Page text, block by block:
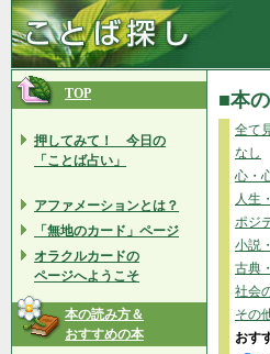
★
TOP
押してみて！ 今日の
「ことば占い」
アファメーションとは？
「無地のカード」ページ
オラクルカードの
ページへようこそ
本の読み方＆
おすすめの本
■本
全て
なし
心・
人生
ポジ
小説
古典
社会
その
おす